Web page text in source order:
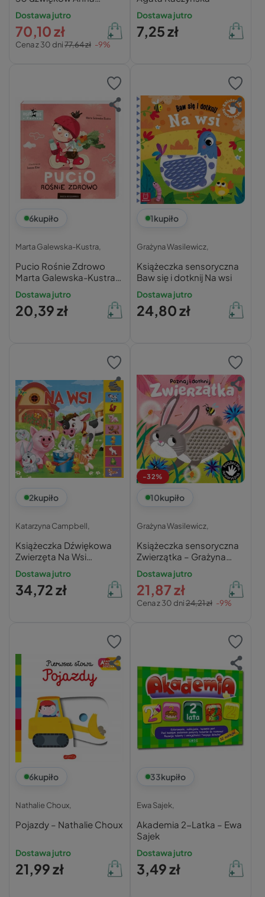
Podgórska
Dostawa jutro
Cena z 30 dni77,64 zł -9%
70,10 zł
Dostawa jutro
7,25 zł
6kupiło
Marta Galewska-Kustra,
Pucio Rośnie Zdrowo
Marta Galewska-Kustra
0+ Nasza Księgarnia
Dostawa jutro
20,39 zł
1kupiło
Grażyna Wasilewicz,
Książeczka sensoryczna
Baw się i dotknij Na wsi
Dostawa jutro
24,80 zł
2kupiło
Katarzyna Campbell,
Książeczka Dźwiękowa
Zwierzęta Na Wsi
Pobudza Wyobraźnię 0+
Arystoteles
Dostawa jutro
34,72 zł
-32%
10kupiło
Grażyna Wasilewicz,
Książeczka sensoryczna
Zwierzątka – Grażyna
Wasilewicz
Dostawa jutro
Cena z 30 dni24,21 zł -9%
21,87 zł
6kupiło
Nathalie Choux,
Pojazdy – Nathalie Choux
Dostawa jutro
21,99 zł
33kupiło
Ewa Sajek,
Akademia 2-Latka – Ewa
Sajek
Dostawa jutro
3,49 zł